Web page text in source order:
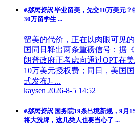
#移民资讯毕业留美，先交10万美元？
30万留学生 ...
留美的代价，正在以肉眼可见
国同日释出两条重磅信号：据
朗普政府正考虑向通过OPT在
10万美元授权费；同日，美国
式发布J- ...
kaysen 2026-8-5 14:52
#移民资讯国务院19条出境新规，9月
将大洗牌，这几类人也要当心了 ...